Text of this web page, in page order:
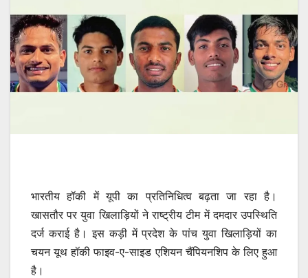
भारतीय हॉकी में यूपी का प्रतिनिधित्व बढ़ता जा रहा है।
खासतौर पर युवा खिलाड़ियों ने राष्ट्रीय टीम में दमदार उपस्थिति
दर्ज कराई है। इस कड़ी में प्रदेश के पांच युवा खिलाड़ियों का
चयन यूथ हॉकी फाइव-ए-साइड एशियन चैंपियनशिप के लिए हुआ
है।